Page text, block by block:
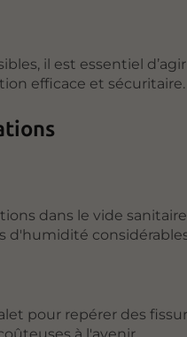
il est essentiel
efficace et sécuritaire.
dans le vide
d'humidité
pour repérer des